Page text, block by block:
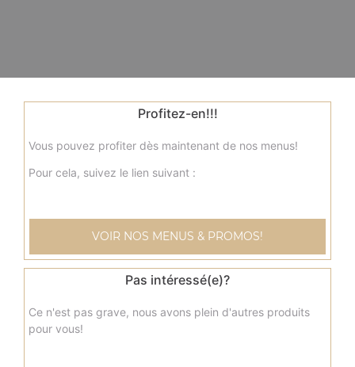
Profitez-en!!!
Vous pouvez profiter dès maintenant de nos menus!
Pour cela, suivez le lien suivant :
VOIR NOS MENUS & PROMOS!
Pas intéressé(e)?
Ce n'est pas grave, nous avons plein d'autres produits
pour vous!